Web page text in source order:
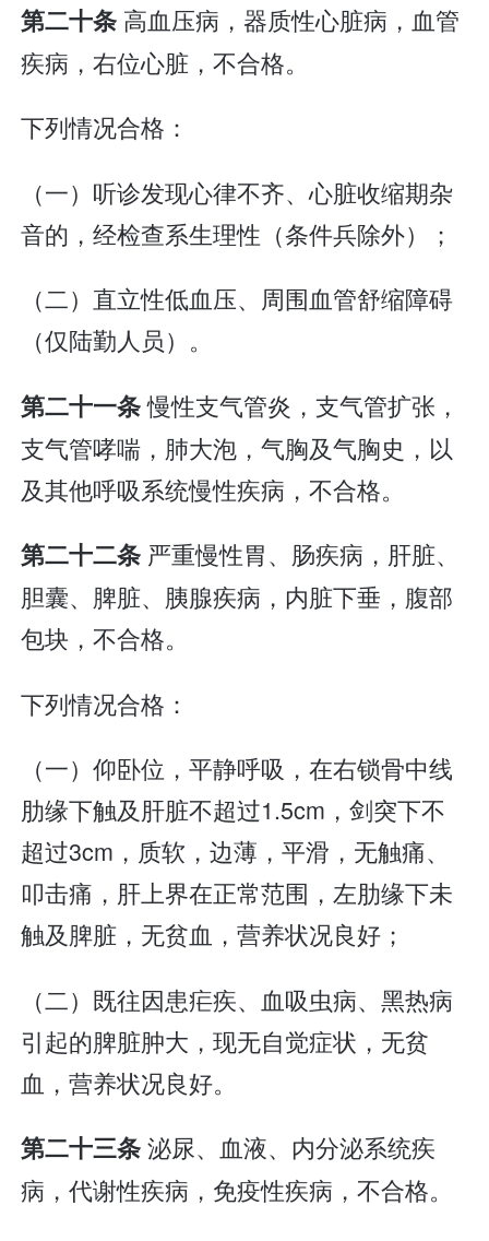
第二十条 高血压病，器质性心脏病，血管
疾病，右位心脏，不合格。
下列情况合格：
（一）听诊发现心律不齐、心脏收缩期杂
音的，经检查系生理性（条件兵除外）；
（二）直立性低血压、周围血管舒缩障碍
（仅陆勤人员）。
第二十一条慢性支气管炎，支气管扩张，
支气管哮喘，肺大泡，气胸及气胸史，以
及其他呼吸系统慢性疾病，不合格。
第二十二条 严重慢性胃、肠疾病，肝脏、
胆囊、脾脏、胰腺疾病，内脏下垂，腹部
包块，不合格。
下列情况合格：
（一）仰卧位，平静呼吸，在右锁骨中线
肋缘下触及肝脏不超过1.5cm，剑突下不
超过3cm，质软，边薄，平滑，无触痛、
叩击痛，肝上界在正常范围，左肋缘下未
触及脾脏，无贫血，营养状况良好；
（二）既往因患疟疾、血吸虫病、黑热病
引起的脾脏肿大，现无自觉症状，无贫
血，营养状况良好。
第二十三条泌尿、血液、内分泌系统疾
病，代谢性疾病，免疫性疾病，不合格。